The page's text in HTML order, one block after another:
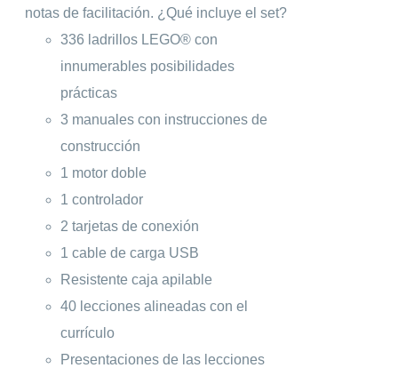
notas de facilitación. ¿Qué incluye el set?
336 ladrillos LEGO® con
innumerables posibilidades
prácticas
3 manuales con instrucciones de
construcción
1 motor doble
1 controlador
2 tarjetas de conexión
1 cable de carga USB
Resistente caja apilable
40 lecciones alineadas con el
currículo
Presentaciones de las lecciones